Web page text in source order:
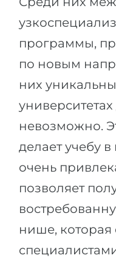
программы,
по новым
них
невозможно.
делает учебу
очень
позволяет
нише,